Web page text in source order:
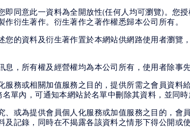
即同意此一資料為全開放性(任何人均可瀏覽)。您
衍生著作。衍生著作之著作權悉歸本公司所有。
您的資料及衍生著作置於本網站供網路使用者瀏覽
，所有權及經營權均為本公司所有，使用者除事
服務或相關加值服務之目的，提供所需之會員資料
單內，可通知本網站於名單中刪除其資料，並同
或為提供會員個人化服務或加值服務之目的，會
記錄，同時在不揭露各該資料之情形下得公開或使